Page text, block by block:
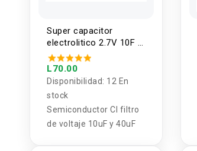
Super capacitor
electrolitico 2.7V 10F y
40F
L70.00
Disponibilidad: 12 En
stock
Semiconductor CI filtro
de voltaje 10uF y 40uF